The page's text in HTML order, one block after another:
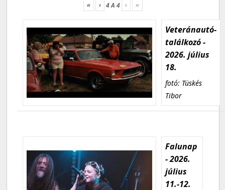
« ‹ 4A 4 › »
Veteránautó-
találkozó -
2026. július
18.
fotó: Tüskés
Tibor
Falunap
- 2026.
július
11.-12.